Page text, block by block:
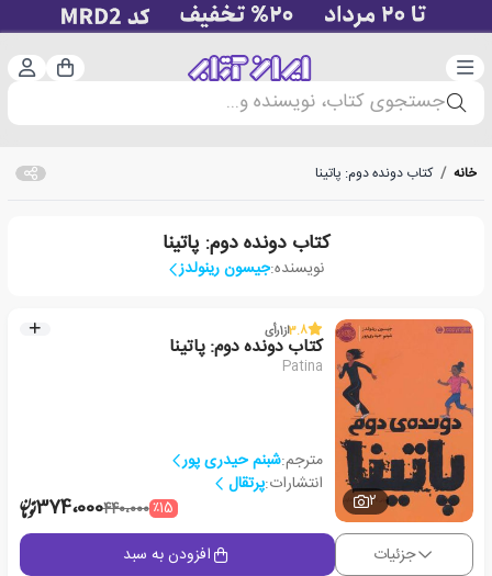
دسته‌بندی سبد
جستجوی کتاب، نویسنده و...
خانه / کتاب دونده دوم: پاتینا
کتاب دونده دوم: پاتینا
نویسنده:جیسون رینولدز
2
3.8از1رأی
کتاب دونده دوم: پاتینا
Patina
مترجم:شبنم حیدری پور
انتشارات:پرتقال
٪15440،000374،000
جزئیات افزودن به سبد